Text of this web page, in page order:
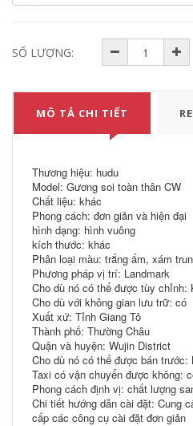
SỐ LƯỢNG:
MÔ TẢ CHI TIẾT
Thương hiệu: hudu
Model: Gương soi toàn thân CW
Chất liệu: khác
Phong cách: đơn giản và hiện đại
hình dạng: hình vuông
kích thước: khác
Phân loại màu: trắng ấm, xám
Phương pháp vị trí: Landmark
Cho dù nó có thể được tùy chỉnh:
Cho dù với không gian lưu trữ: có
Xuất xứ: Tỉnh Giang Tô
Thành phố: Thường Châu
Quận và huyện: Wujin District
Cho dù nó có thể được bán trước:
Taxi có vận chuyển được không:
Phong cách định vị: chất lượng
Chi tiết hướng dẫn cài đặt: Cung
cấp các công cụ cài đặt đơn giản